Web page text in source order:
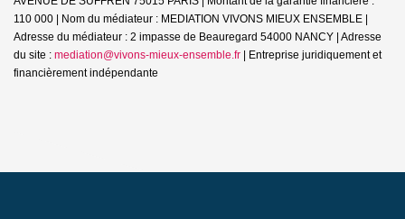
110 000 | Nom du médiateur : MEDIATION VIVONS MIEUX ENSEMBLE |
Adresse du médiateur : 2 impasse de Beauregard 54000 NANCY | Adresse
du site : mediation@vivons-mieux-ensemble.fr | Entreprise juridiquement et
financièrement indépendante